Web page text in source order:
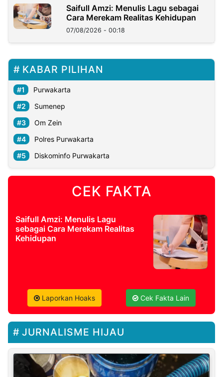
Saifull Amzi: Menulis Lagu sebagai
Cara Merekam Realitas Kehidupan
07/08/2026 - 00:18
KABAR PILIHAN
Purwakarta
Sumenep
Om Zein
Polres Purwakarta
Diskominfo Purwakarta
CEK FAKTA
Saifull Amzi: Menulis Lagu
sebagai Cara Merekam Realitas
Kehidupan
Laporkan Hoaks Cek Fakta Lain
JURNALISME HIJAU